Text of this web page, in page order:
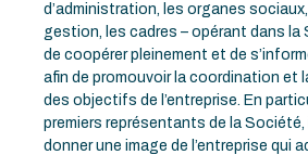
d’administration, les organes
gestion, les cadres – opérant dans
de coopérer pleinement et de
afin de promouvoir la coordination et
des objectifs de l’entreprise. En
premiers représentants de la
donner une image de l’entreprise qui